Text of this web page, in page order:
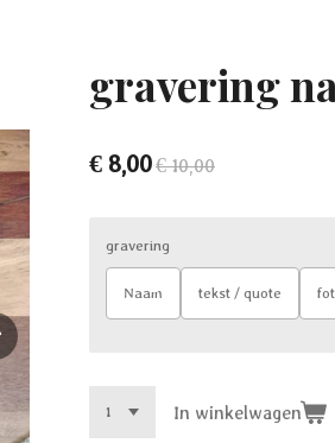
gravering
€ 8,00€ 10,00
gravering
Naam tekst / quote
In winkelwagen